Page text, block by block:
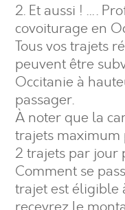
2. Et aussi ! ….
covoiturage en
Tous vos trajets
peuvent être
Occitanie à
passager.
À noter que la
trajets
2 trajets par jour
Comment se
trajet est éligible